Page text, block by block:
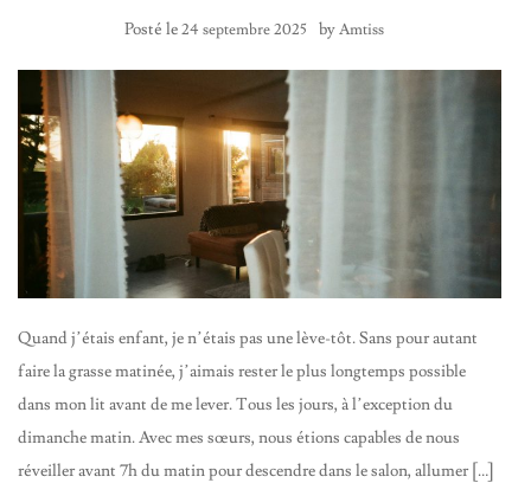
Posté le24 septembre 2025 byAmtiss
Quand j’étais enfant, je n’étais pas une lève-tôt. Sans pour autant
faire la grasse matinée, j’aimais rester le plus longtemps possible
dans mon lit avant de me lever. Tous les jours, à l’exception du
dimanche matin. Avec mes sœurs, nous étions capables de nous
réveiller avant 7h du matin pour descendre dans le salon, allumer […]